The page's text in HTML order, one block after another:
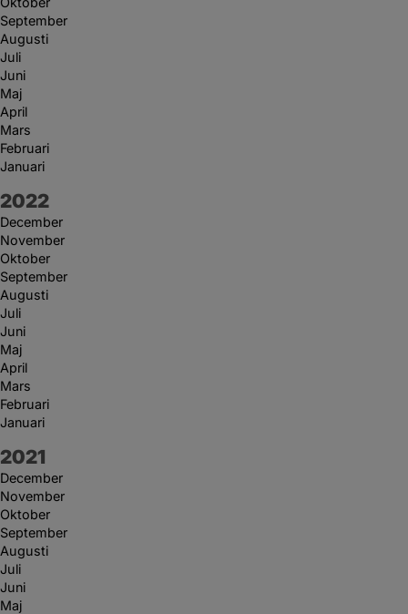
September
Augusti
Juli
Juni
Maj
April
Mars
Februari
Januari
År:
2022
December
November
Oktober
September
Augusti
Juli
Juni
Maj
April
Mars
Februari
Januari
År:
2021
December
November
Oktober
September
Augusti
Juli
Juni
Maj